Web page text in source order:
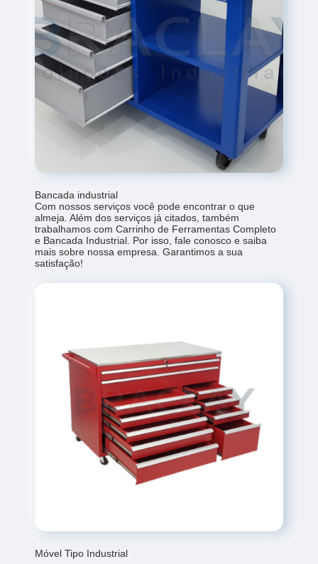
Bancada industrial
Com nossos serviços você pode encontrar o que
almeja. Além dos serviços já citados, também
trabalhamos com Carrinho de Ferramentas Completo
e Bancada Industrial. Por isso, fale conosco e saiba
mais sobre nossa empresa. Garantimos a sua
satisfação!
Móvel Tipo Industrial